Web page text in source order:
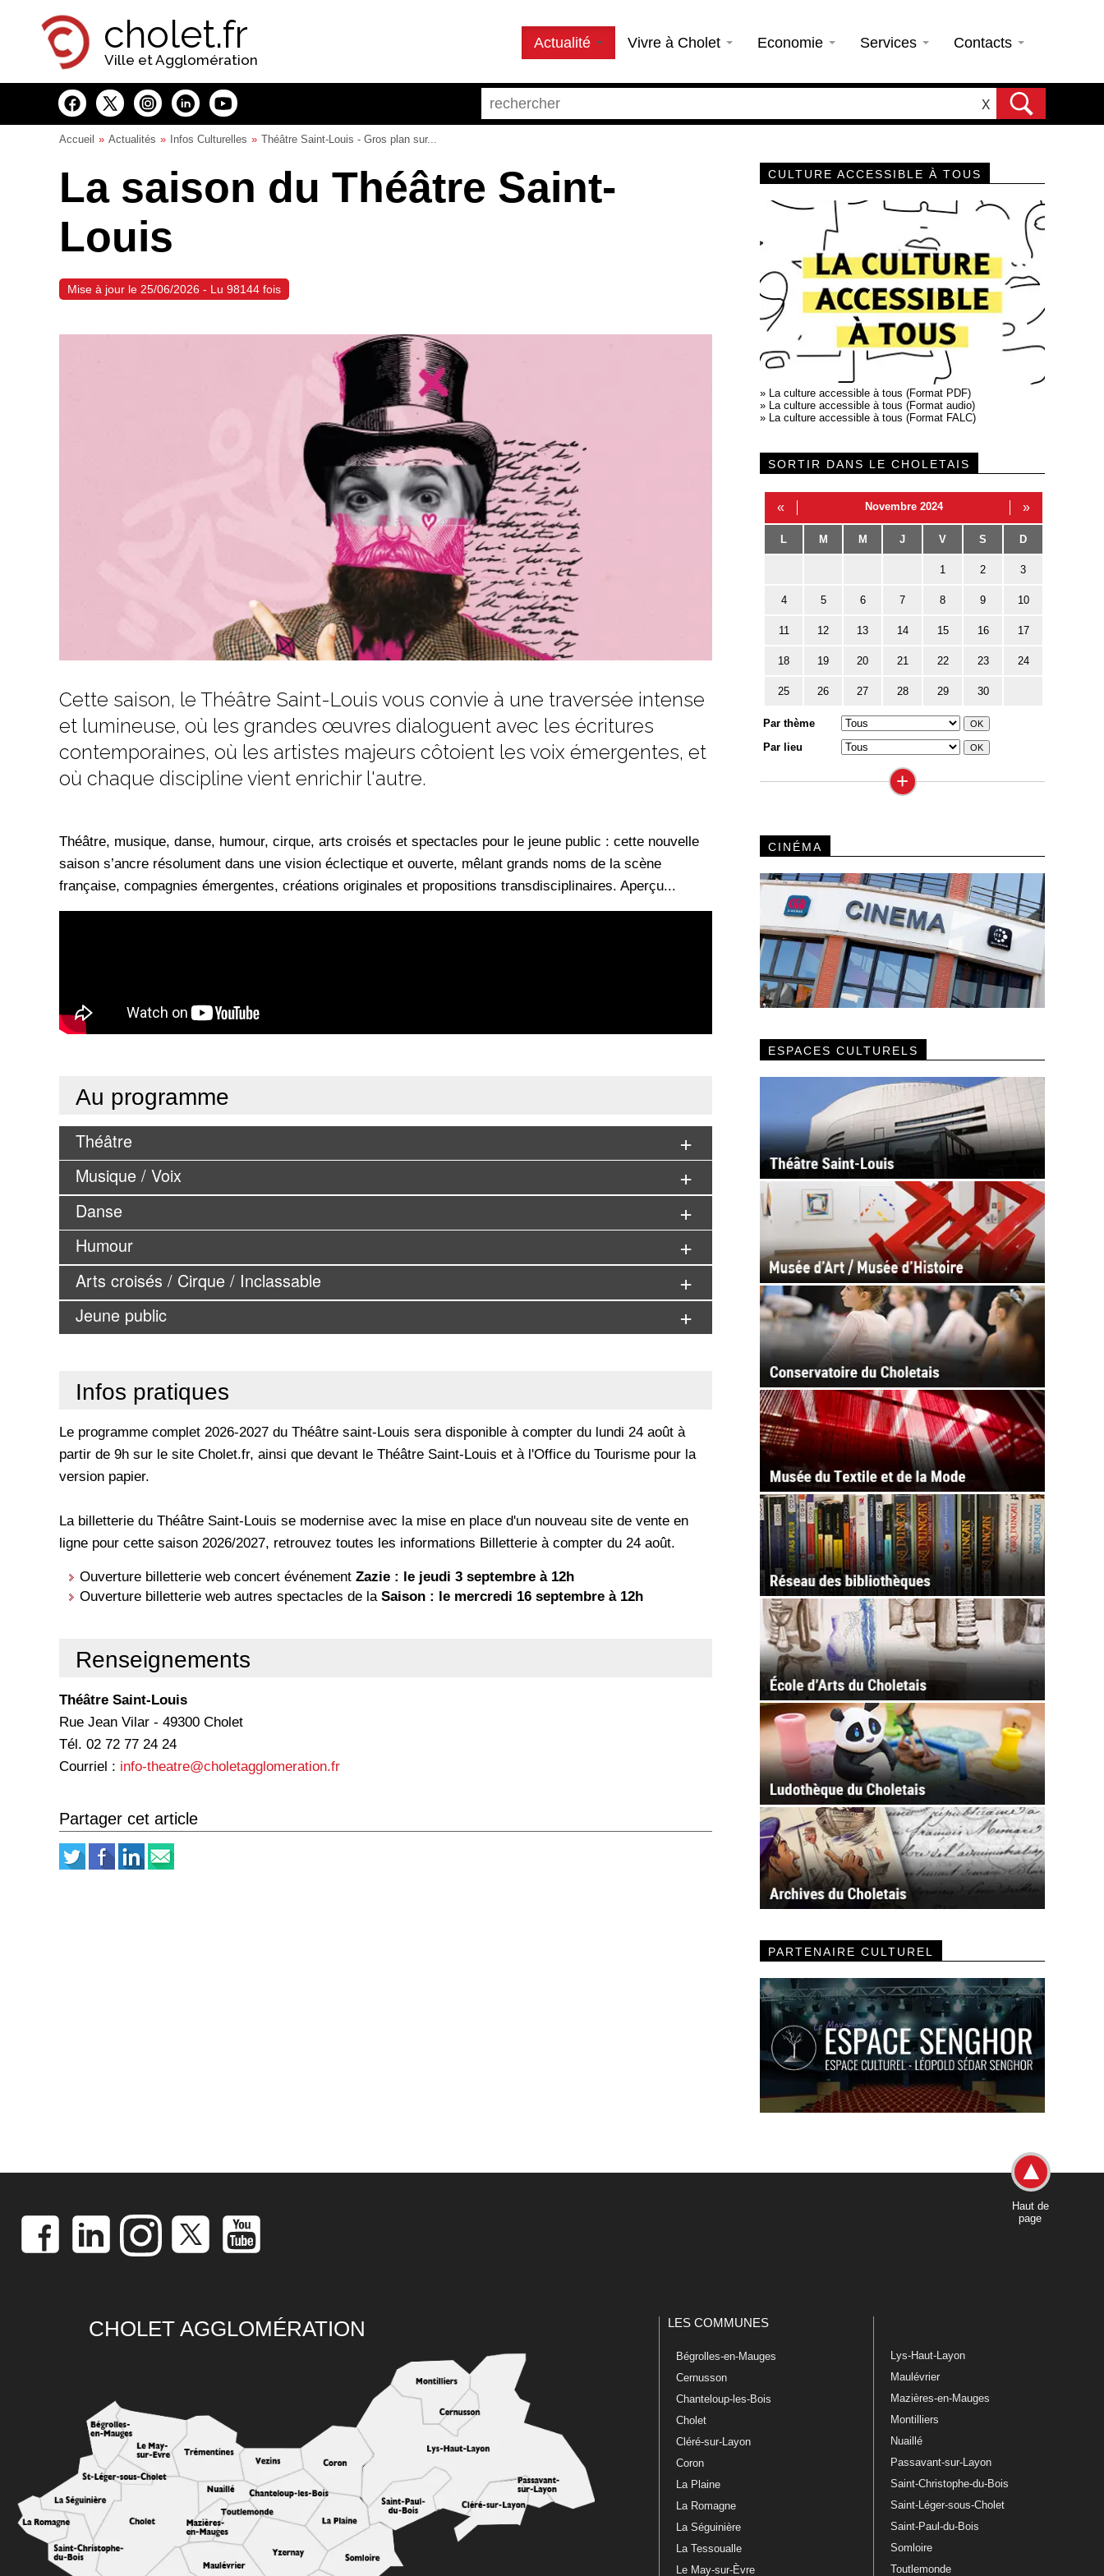
cholet.fr
Ville et Agglomération
Actualité Vivre à Cholet Economie Services Contacts
X
Accueil Actualités Infos Culturelles Théâtre Saint-Louis - Gros plan sur...
La saison du Théâtre Saint-
Louis
Mise à jour le 25/06/2026 - Lu 98144 fois
Cette saison, le Théâtre Saint-Louis vous convie à une traversée intense
et lumineuse, où les grandes œuvres dialoguent avec les écritures
contemporaines, où les artistes majeurs côtoient les voix émergentes, et
où chaque discipline vient enrichir l'autre.
Théâtre, musique, danse, humour, cirque, arts croisés et spectacles pour le jeune public : cette nouvelle
saison s’ancre résolument dans une vision éclectique et ouverte, mêlant grands noms de la scène
française, compagnies émergentes, créations originales et propositions transdisciplinaires. Aperçu...
Au programme
Théâtre
Musique / Voix
Danse
Humour
Arts croisés / Cirque / Inclassable
Jeune public
Infos pratiques
Le programme complet 2026-2027 du Théâtre saint-Louis sera disponible à compter du lundi 24 août à
partir de 9h sur le site Cholet.fr, ainsi que devant le Théâtre Saint-Louis et à l'Office du Tourisme pour la
version papier.
La billetterie du Théâtre Saint-Louis se modernise avec la mise en place d'un nouveau site de vente en
ligne pour cette saison 2026/2027, retrouvez toutes les informations Billetterie à compter du 24 août.
Ouverture billetterie web concert événement Zazie : le jeudi 3 septembre à 12h
Ouverture billetterie web autres spectacles de la Saison : le mercredi 16 septembre à 12h
Renseignements
Théâtre Saint-Louis
Rue Jean Vilar - 49300 Cholet
Tél. 02 72 77 24 24
Courriel : info-theatre@choletagglomeration.fr
Partager cet article
CULTURE ACCESSIBLE À TOUS
» La culture accessible à tous (Format PDF)
» La culture accessible à tous (Format audio)
» La culture accessible à tous (Format FALC)
SORTIR DANS LE CHOLETAIS
« Novembre 2024 »
L M M J V S D
1 2 3
4 5 6 7 8 9 10
11 12 13 14 15 16 17
18 19 20 21 22 23 24
25 26 27 28 29 30
Par thème
Par lieu
+
CINÉMA
ESPACES CULTURELS
PARTENAIRE CULTUREL
Haut de
page
CHOLET AGGLOMÉRATION LES COMMUNES
Bégrolles-en-Mauges
Cernusson
Chanteloup-les-Bois
Cholet
Cléré-sur-Layon
Coron
La Plaine
La Romagne
La Séguinière
La Tessoualle
Le May-sur-Èvre
Lys-Haut-Layon
Maulévrier
Mazières-en-Mauges
Montilliers
Nuaillé
Passavant-sur-Layon
Saint-Christophe-du-Bois
Saint-Léger-sous-Cholet
Saint-Paul-du-Bois
Somloire
Toutlemonde